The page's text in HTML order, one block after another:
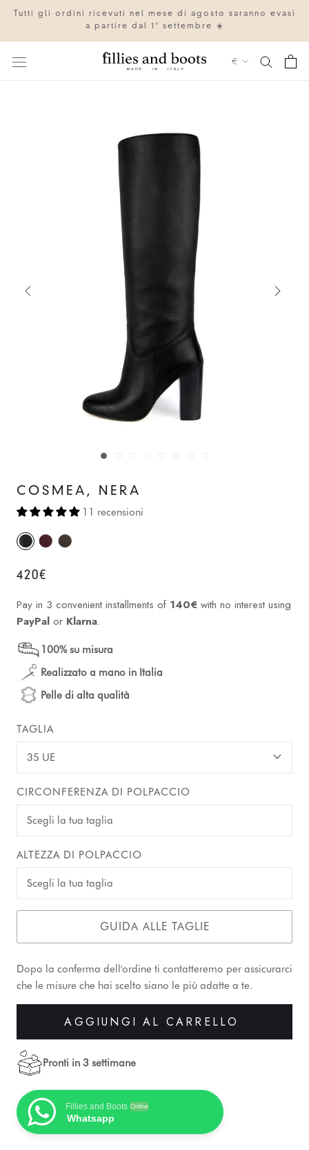
contenuto
Tutti gli ordini ricevuti nel mese di agosto saranno evasi
a partire dal 1° settembre ☀️
Valuta
€
COSMEA, NERA
11 recensioni
420€
Pay in 3 convenient installments of 140€ with no interest using
PayPal or Klarna.
100% su misura
Realizzato a mano in Italia
Pelle di alta qualità
TAGLIA
35 UE
CIRCONFERENZA DI POLPACCIO
ALTEZZA DI POLPACCIO
GUIDA ALLE TAGLIE
Dopo la conferma dell'ordine ti contatteremo per assicurarci
che le misure che hai scelto siano le più adatte a te.
AGGIUNGI AL CARRELLO
Pronti in 3 settimane
Fillies and Boots Online
Whatsapp